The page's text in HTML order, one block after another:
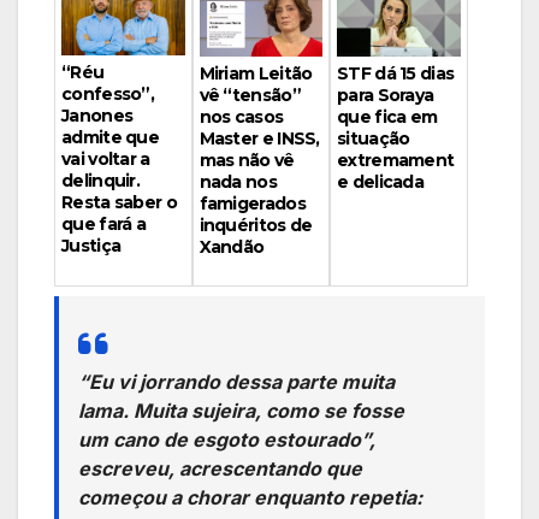
“Réu
confesso”,
Janones
admite que
vai voltar a
delinquir.
Resta saber o
que fará a
Justiça
Miriam Leitão
vê “tensão”
nos casos
Master e INSS,
mas não vê
nada nos
famigerados
inquéritos de
Xandão
STF dá 15 dias
para Soraya
que fica em
situação
extremament
e delicada
“Eu vi jorrando dessa parte muita
lama. Muita sujeira, como se fosse
um cano de esgoto estourado”,
escreveu, acrescentando que
começou a chorar enquanto repetia: